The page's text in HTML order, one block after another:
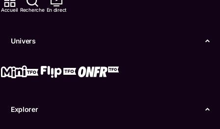
Accueil Recherche En direct
Univers
Explorer
TFO Apprendre à la maison
ONFR